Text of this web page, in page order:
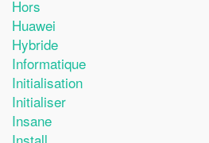
Hors
Huawei
Hybride
Informatique
Initialisation
Initialiser
Insane